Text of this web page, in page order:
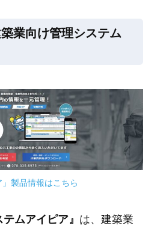
築業向け管理システム
」製品情報はこちら
ムアイピア』 は、建築業